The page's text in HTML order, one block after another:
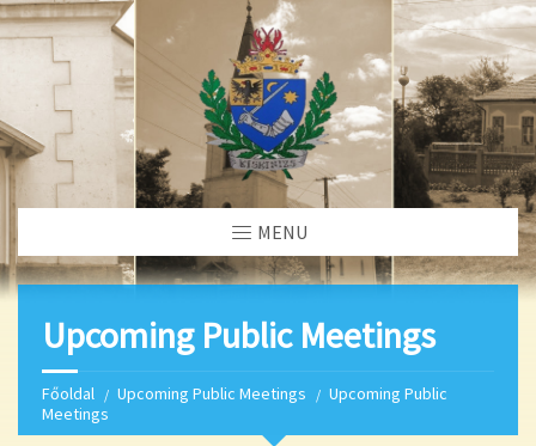
MENU
Upcoming Public Meetings
Főoldal Upcoming Public Meetings
Upcoming Public
Meetings